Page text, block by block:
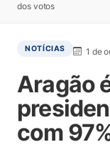
dos votos
NOTÍCIAS 1 de
Aragão
com